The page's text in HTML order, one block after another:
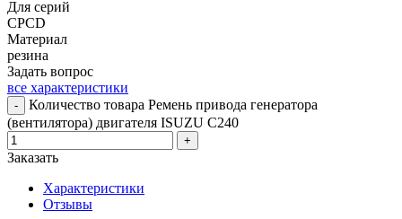
Для серий
CPCD
Материал
резина
Задать вопрос
все характеристики
-
Количество товара Ремень привода генератора
(вентилятора) двигателя ISUZU C240
+
Заказать
Характеристики
Отзывы